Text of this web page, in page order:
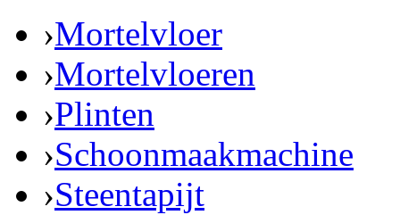
›Mortelvloer
›Mortelvloeren
›Plinten
›Schoonmaakmachine
›Steentapijt